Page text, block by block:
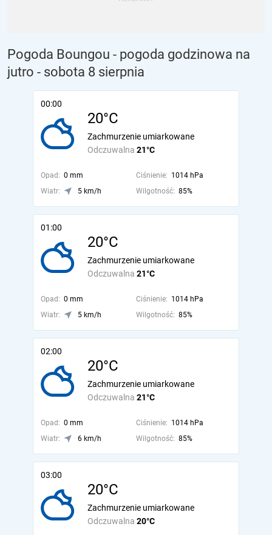
Pogoda Boungou - pogoda godzinowa na
jutro - sobota 8 sierpnia
00:00
20°C
Odczuwalna 21°C
Zachmurzenie umiarkowane
Opad: 0 mm Ciśnienie: 1014 hPa
Wiatr:
5 km/h Wilgotność: 85%
01:00
20°C
Odczuwalna 21°C
Zachmurzenie umiarkowane
Opad: 0 mm Ciśnienie: 1014 hPa
Wiatr:
5 km/h Wilgotność: 85%
02:00
20°C
Odczuwalna 21°C
Zachmurzenie umiarkowane
Opad: 0 mm Ciśnienie: 1014 hPa
Wiatr:
6 km/h Wilgotność: 85%
03:00
20°C
Odczuwalna 20°C
Zachmurzenie umiarkowane